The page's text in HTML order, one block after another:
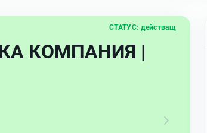
КОМПАНИЯ |
СТАТУС: действащ